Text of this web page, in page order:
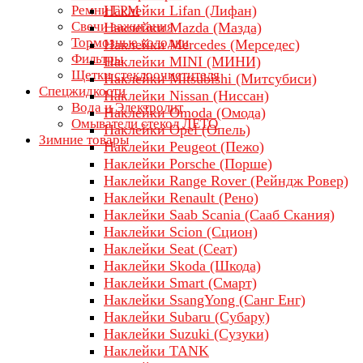
Ремни ГРМ
Свечи зажигания
Тормозные колодки
Фильтры
Щетки стеклоочистителя
Спецжидкости
Вода и Электролит
Омыватели стекол ЛЕТО
Зимние товары
Наклейки Lifan (Лифан)
Наклейки Mazda (Мазда)
Наклейки Mercedes (Мерседес)
Наклейки MINI (МИНИ)
Наклейки Mitsubishi (Митсубиси)
Наклейки Nissan (Ниссан)
Наклейки Omoda (Омода)
Наклейки Opel (Опель)
Наклейки Peugeot (Пежо)
Наклейки Porsche (Порше)
Наклейки Range Rover (Рейндж Ровер)
Наклейки Renault (Рено)
Наклейки Saab Scania (Сааб Скания)
Наклейки Scion (Сцион)
Наклейки Seat (Сеат)
Наклейки Skoda (Шкода)
Наклейки Smart (Смарт)
Наклейки SsangYong (Санг Енг)
Наклейки Subaru (Субару)
Наклейки Suzuki (Сузуки)
Наклейки TANK